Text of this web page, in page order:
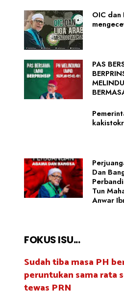
OIC dan
PAS
Dan
Tun
Anwar
FOKUS ISU...
Sudah tiba masa PH
peruntukan sama rata
tewas PRN